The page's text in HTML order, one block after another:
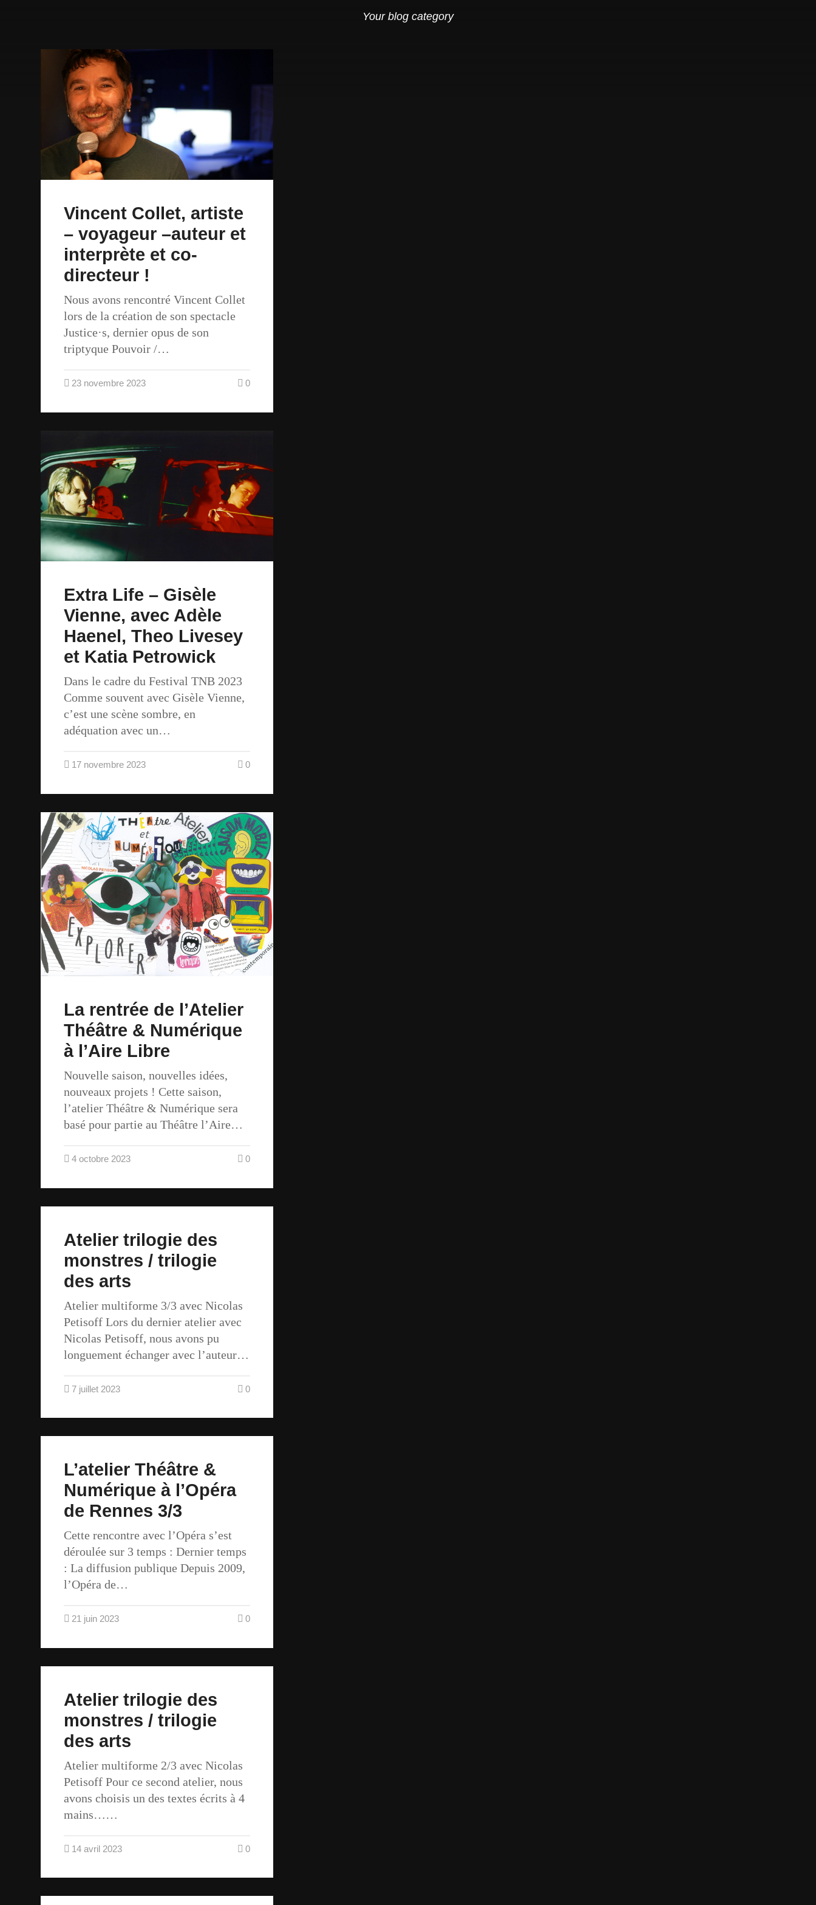
Your blog category
Vincent Collet, artiste
– voyageur –auteur et
interprète et co-
directeur !
Nous avons rencontré Vincent Collet
lors de la création de son spectacle
Justice·s, dernier opus de son
triptyque Pouvoir /…
23 novembre 2023 0
Extra Life – Gisèle
Vienne, avec Adèle
Haenel, Theo Livesey
et Katia Petrowick
Dans le cadre du Festival TNB 2023
Comme souvent avec Gisèle Vienne,
c’est une scène sombre, en
adéquation avec un…
17 novembre 2023 0
La rentrée de l’Atelier
Théâtre & Numérique
à l’Aire Libre
Nouvelle saison, nouvelles idées,
nouveaux projets ! Cette saison,
l’atelier Théâtre & Numérique sera
basé pour partie au Théâtre l’Aire…
4 octobre 2023 0
Atelier trilogie des
monstres / trilogie
des arts
Atelier multiforme 3/3 avec Nicolas
Petisoff Lors du dernier atelier avec
Nicolas Petisoff, nous avons pu
longuement échanger avec l’auteur…
7 juillet 2023 0
L’atelier Théâtre &
Numérique à l’Opéra
de Rennes 3/3
Cette rencontre avec l’Opéra s’est
déroulée sur 3 temps : Dernier temps
: La diffusion publique Depuis 2009,
l’Opéra de…
21 juin 2023 0
Atelier trilogie des
monstres / trilogie
des arts
Atelier multiforme 2/3 avec Nicolas
Petisoff Pour ce second atelier, nous
avons choisis un des textes écrits à 4
mains……
14 avril 2023 0